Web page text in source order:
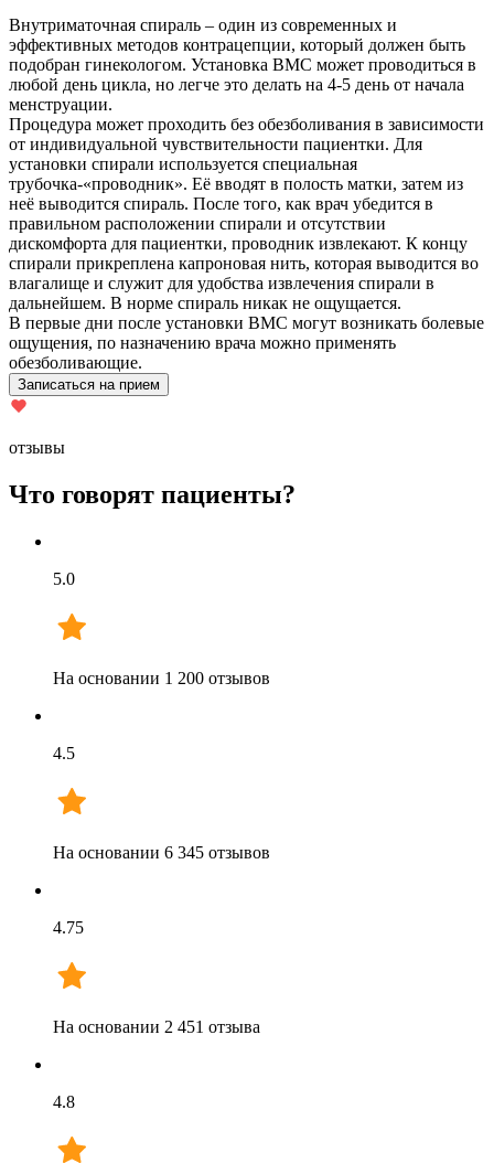
Внутриматочная спираль – один из современных и
эффективных методов контрацепции, который должен быть
подобран гинекологом. Установка ВМС может проводиться в
любой день цикла, но легче это делать на 4-5 день от начала
менструации.
Процедура может проходить без обезболивания в зависимости
от индивидуальной чувствительности пациентки. Для
установки спирали используется специальная
трубочка-«проводник». Её вводят в полость матки, затем из
неё выводится спираль. После того, как врач убедится в
правильном расположении спирали и отсутствии
дискомфорта для пациентки, проводник извлекают. К концу
спирали прикреплена капроновая нить, которая выводится во
влагалище и служит для удобства извлечения спирали в
дальнейшем. В норме спираль никак не ощущается.
В первые дни после установки ВМС могут возникать болевые
ощущения, по назначению врача можно применять
обезболивающие.
Записаться на прием
отзывы
Что говорят пациенты?
5.0
На основании 1 200 отзывов
4.5
На основании 6 345 отзывов
4.75
На основании 2 451 отзыва
4.8